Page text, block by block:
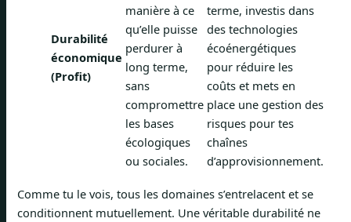
Durabilité
économique
(Profit)
manière à ce
qu’elle puisse
perdurer à
long terme,
sans
compromettre
les bases
écologiques
ou sociales.
terme, investis dans
des technologies
écoénergétiques
pour réduire les
coûts et mets en
place une gestion des
risques pour tes
chaînes
d’approvisionnement.
Comme tu le vois, tous les domaines s’entrelacent et se
conditionnent mutuellement. Une véritable durabilité ne